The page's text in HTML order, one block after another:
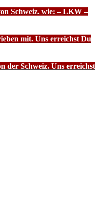
Schweiz. wie: – LKW –
mit. Uns erreichst Du
der Schweiz. Uns erreichst